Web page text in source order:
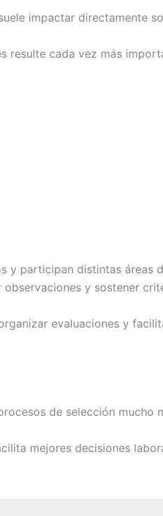
impactar directamente
resulte cada vez más
participan distintas áreas
y sostener
evaluaciones y
de selección mucho
mejores decisiones